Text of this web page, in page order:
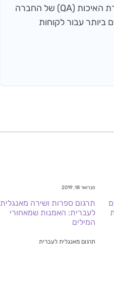
מתוך עולם התוכן והעיתונאות, היא מפקחת על תהליכי בקרת האיכות (QA) של החברה
ביותר עבור לקוחות
פברואר 18, 2019
תרגום ספרות ושירה מאנגלית
לעברית: האמנות שמאחורי
המילים
תרגום מאנגלית לעברית